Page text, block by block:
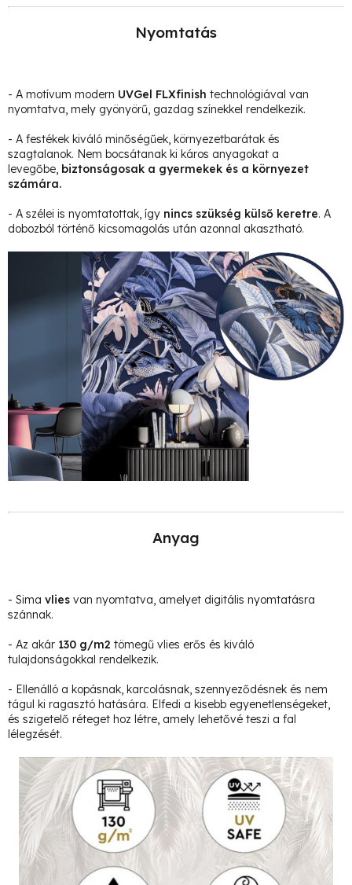
Nyomtatás
- A motívum modern UVGel FLXfinish technológiával van
nyomtatva, mely gyönyörű, gazdag színekkel rendelkezik.
- A festékek kiváló minőségűek, környezetbarátak és
szagtalanok. Nem bocsátanak ki káros anyagokat a
levegőbe, biztonságosak a gyermekek és a környezet
számára.
- A szélei is nyomtatottak, így nincs szükség külső keretre. A
dobozból történő kicsomagolás után azonnal akasztható.
Anyag
- Sima vlies van nyomtatva, amelyet digitális nyomtatásra
szánnak.
- Az akár 130 g/m2 tömegű vlies erős és kiváló
tulajdonságokkal rendelkezik.
- Ellenálló a kopásnak, karcolásnak, szennyeződésnek és nem
tágul ki ragasztó hatására. Elfedi a kisebb egyenetlenségeket,
és szigetelő réteget hoz létre, amely lehetővé teszi a fal
lélegzését.